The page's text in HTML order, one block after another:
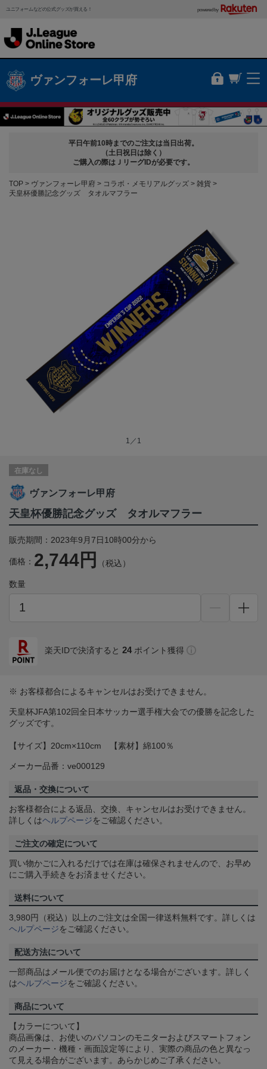
ユニフォームなどの公式グッズが買える！ powered by
ヴァンフォーレ甲府
平日午前10時までのご注文は当日出荷。
（土日祝日は除く）
ご購入の際はＪリーグIDが必要です。
TOP ヴァンフォーレ甲府 コラボ・メモリアルグッズ
雑貨
天皇杯優勝記念グッズ タオルマフラー
1／1
在庫なし
ヴァンフォーレ甲府
天皇杯優勝記念グッズ タオルマフラー
販売期間：2023年9月7日10時00分から
価格： 2,744円 （税込）
数量
楽天IDで決済すると 24 ポイント獲得
※ お客様都合によるキャンセルはお受けできません。
天皇杯JFA第102回全日本サッカー選手権大会での優勝を記念した
グッズです。
【サイズ】20cm×110cm 【素材】綿100％
メーカー品番：ve000129
返品・交換について
お客様都合による返品、交換、キャンセルはお受けできません。
詳しくはヘルプページをご確認ください。
ご注文の確定について
買い物かごに入れるだけでは在庫は確保されませんので、お早め
にご購入手続きをお済ませください。
送料について
3,980円（税込）以上のご注文は全国一律送料無料です。詳しくは
ヘルプページをご確認ください。
配送方法について
一部商品はメール便でのお届けとなる場合がございます。詳しく
はヘルプページをご確認ください。
商品について
【カラーについて】
商品画像は、お使いのパソコンのモニターおよびスマートフォン
のメーカー・機種・画面設定等により、実際の商品の色と異なっ
て見える場合がございます。あらかじめご了承ください。